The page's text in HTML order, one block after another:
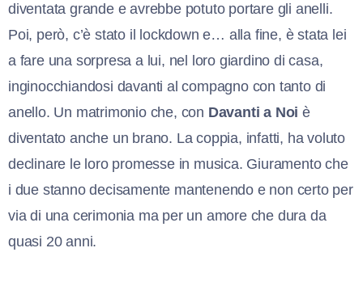
diventata grande e avrebbe potuto portare gli anelli.
Poi, però, c’è stato il lockdown e… alla fine, è stata lei
a fare una sorpresa a lui, nel loro giardino di casa,
inginocchiandosi davanti al compagno con tanto di
anello. Un matrimonio che, con Davanti a Noi è
diventato anche un brano. La coppia, infatti, ha voluto
declinare le loro promesse in musica. Giuramento che
i due stanno decisamente mantenendo e non certo per
via di una cerimonia ma per un amore che dura da
quasi 20 anni.